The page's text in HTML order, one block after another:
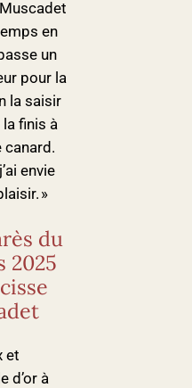
en
un
pour la
la saisir
finis à
canard.
envie
»
du
2025
et
d’or à